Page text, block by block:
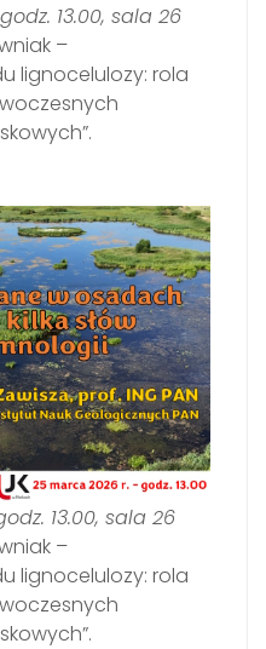
13.00, sala 26
–
lignocelulozy: rola
13.00, sala 26
–
lignocelulozy: rola